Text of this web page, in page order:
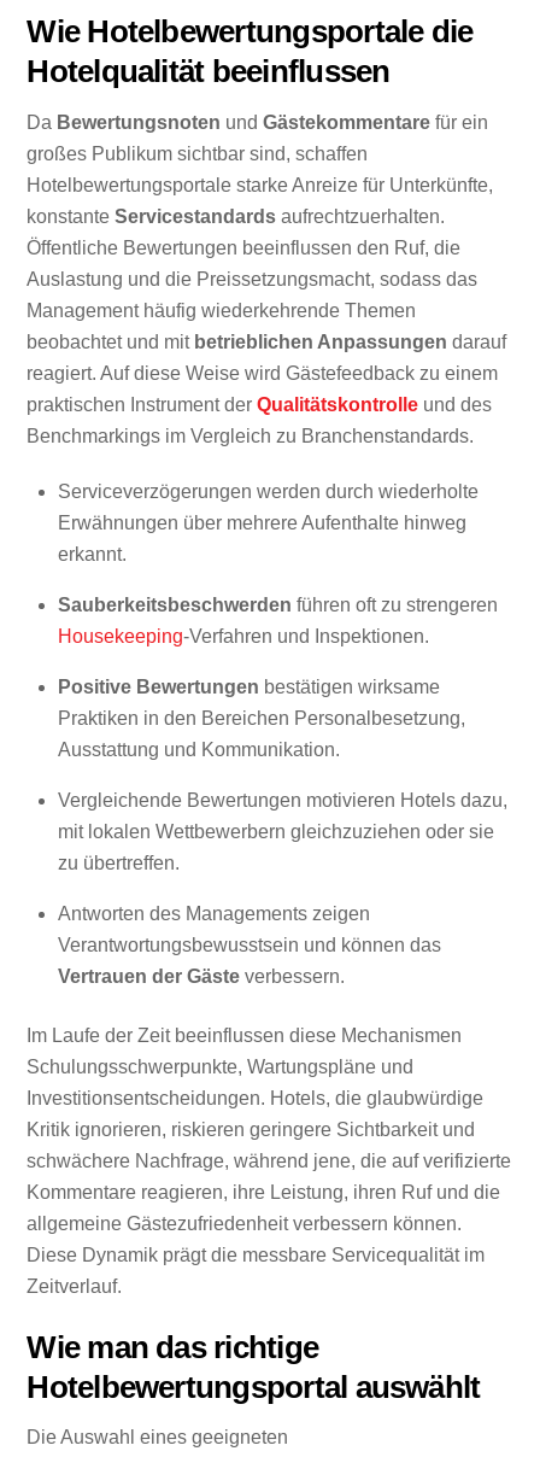
Wie Hotelbewertungsportale die
Hotelqualität beeinflussen
Da Bewertungsnoten undGästekommentare für ein
großes Publikum sichtbar sind, schaffen
Hotelbewertungsportale starke Anreize für Unterkünfte,
konstanteServicestandards aufrechtzuerhalten.
Öffentliche Bewertungen beeinflussen den Ruf, die
Auslastung und die Preissetzungsmacht, sodass das
Management häufig wiederkehrende Themen
beobachtet und mit betrieblichen Anpassungen darauf
reagiert. Auf diese Weise wird Gästefeedback zu einem
praktischen Instrument derQualitätskontrolle und des
Benchmarkings im Vergleich zu Branchenstandards.
Serviceverzögerungen werden durch wiederholte
Erwähnungen über mehrere Aufenthalte hinweg
erkannt.
Sauberkeitsbeschwerden führen oft zu strengeren
Housekeeping-Verfahren und Inspektionen.
Positive Bewertungen bestätigen wirksame
Praktiken in den Bereichen Personalbesetzung,
Ausstattung und Kommunikation.
Vergleichende Bewertungen motivieren Hotels dazu,
mit lokalen Wettbewerbern gleichzuziehen oder sie
zu übertreffen.
Antworten des Managements zeigen
Verantwortungsbewusstsein und können das
Vertrauen der Gäste verbessern.
Im Laufe der Zeit beeinflussen diese Mechanismen
Schulungsschwerpunkte, Wartungspläne und
Investitionsentscheidungen. Hotels, die glaubwürdige
Kritik ignorieren, riskieren geringere Sichtbarkeit und
schwächere Nachfrage, während jene, die auf verifizierte
Kommentare reagieren, ihre Leistung, ihren Ruf und die
allgemeine Gästezufriedenheit verbessern können.
Diese Dynamik prägt die messbare Servicequalität im
Zeitverlauf.
Wie man das richtige
Hotelbewertungsportal auswählt
Die Auswahl eines geeigneten